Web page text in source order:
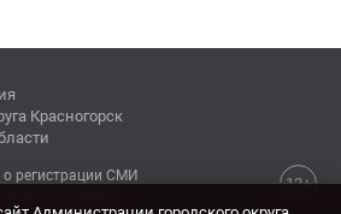
Красногорск
12+
о регистрации СМИ